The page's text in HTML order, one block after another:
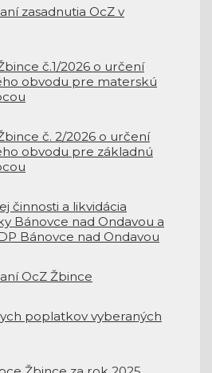
zasadnutia OcZ v
č.1/2026 o určení
obvodu pre materskú
č. 2/2026 o určení
obvodu pre základnú
činnosti a likvidácia
Bánovce nad Ondavou a
Bánovce nad Ondavou
OcZ Žbince
poplatkov vyberaných